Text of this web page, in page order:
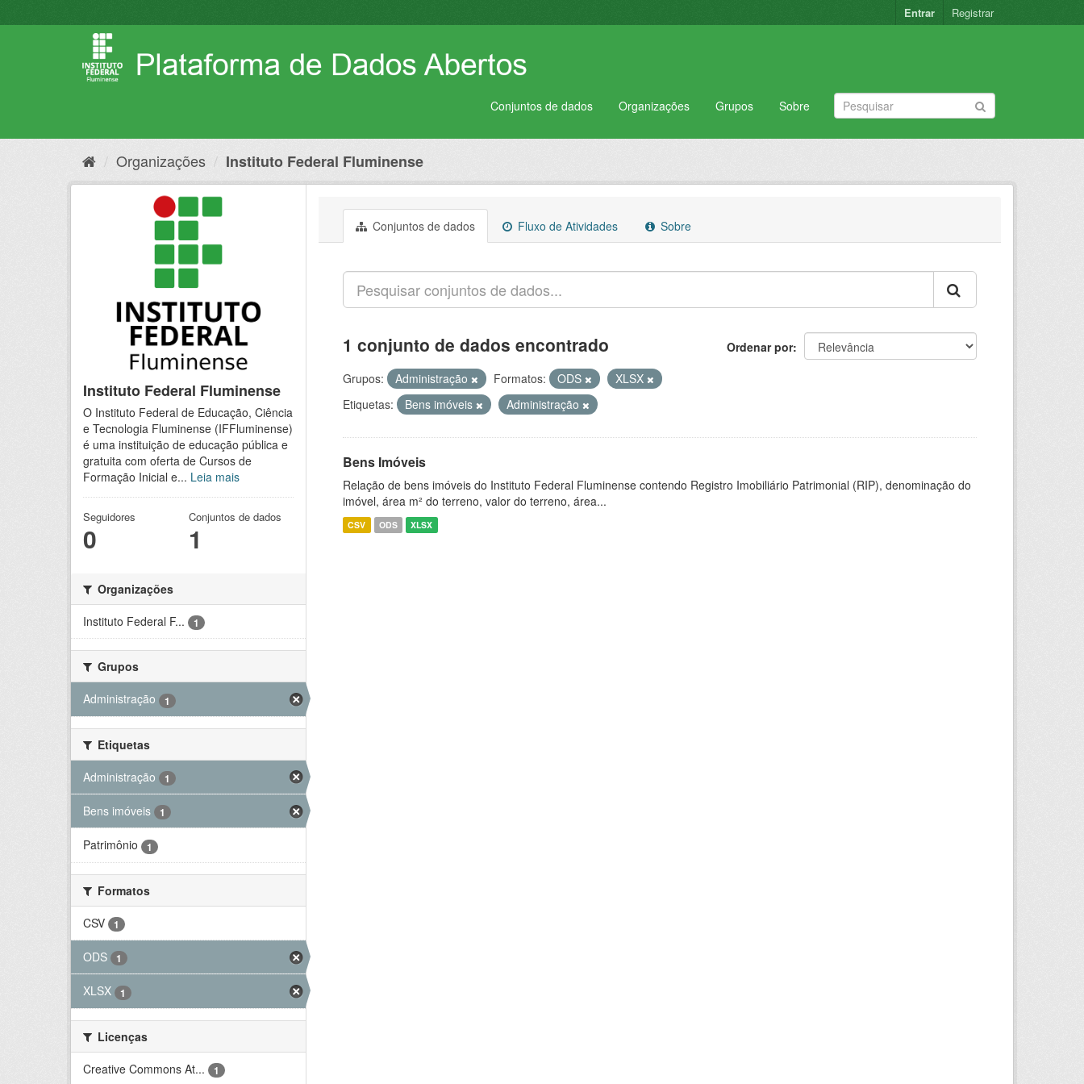
para
Entrar Registrar
Conjuntos de dados Organizações Grupos Sobre
Organizações Instituto Federal Fluminense
Instituto Federal Fluminense
O Instituto Federal de Educação, Ciência
e Tecnologia Fluminense (IFFluminense)
é uma instituição de educação pública e
gratuita com oferta de Cursos de
Formação Inicial e... Leia mais
Seguidores
0
Conjuntos de dados
1
Organizações
Instituto Federal F...
1
Grupos
Administração
1
Etiquetas
Administração
1
Bens imóveis 1
Patrimônio 1
Formatos
CSV
1
ODS 1
XLSX 1
Licenças
Creative Commons At...
1
Conjuntos de dados Fluxo de Atividades Sobre
Ordenar por
1 conjunto de dados encontrado
Grupos: Administração Formatos: ODS
XLSX
Etiquetas:
Bens imóveis Administração
Bens Imóveis
Relação de bens imóveis do Instituto Federal Fluminense contendo Registro Imobiliário Patrimonial (RIP), denominação do
imóvel, área m² do terreno, valor do terreno, área...
CSV ODS XLSX